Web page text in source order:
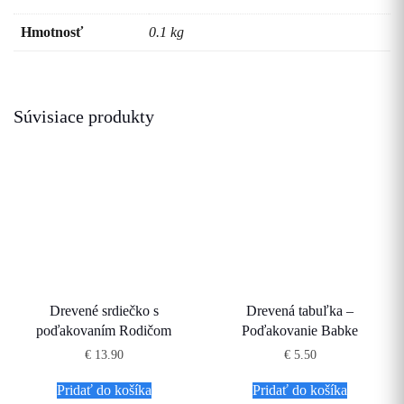
Hmotnosť 0.1 kg
Súvisiace produkty
Drevené srdiečko s
poďakovaním Rodičom
€13.90
Pridať do košíka
Drevená tabuľka –
Poďakovanie Babke
€5.50
Pridať do košíka